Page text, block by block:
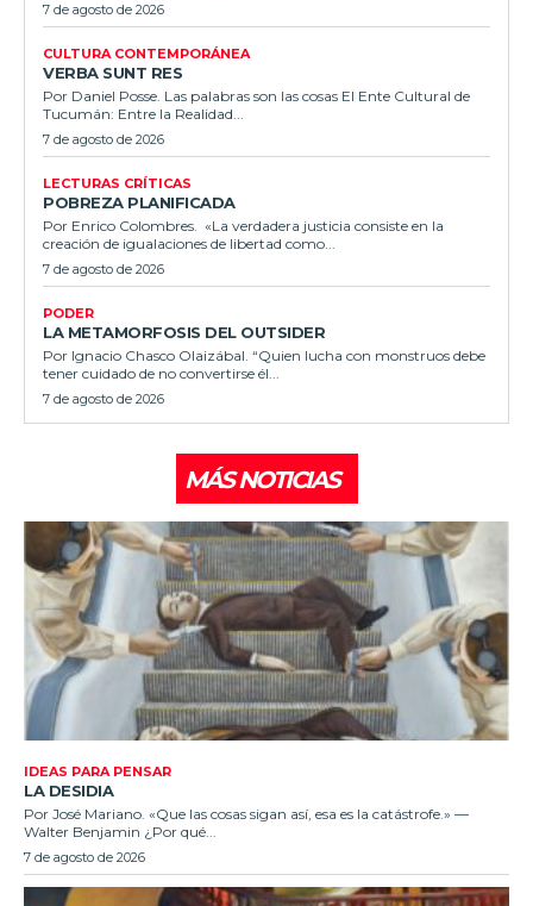
7 de agosto de 2026
CULTURA CONTEMPORÁNEA
VERBA SUNT RES
Por Daniel Posse. Las palabras son las cosas El Ente Cultural de
Tucumán: Entre la Realidad...
7 de agosto de 2026
LECTURAS CRÍTICAS
POBREZA PLANIFICADA
Por Enrico Colombres. «La verdadera justicia consiste en la
creación de igualaciones de libertad como...
7 de agosto de 2026
PODER
LA METAMORFOSIS DEL OUTSIDER
Por Ignacio Chasco Olaizábal. “Quien lucha con monstruos debe
tener cuidado de no convertirse él...
7 de agosto de 2026
MÁS NOTICIAS
IDEAS PARA PENSAR
LA DESIDIA
Por José Mariano. «Que las cosas sigan así, esa es la catástrofe.» —
Walter Benjamin ¿Por qué...
7 de agosto de 2026